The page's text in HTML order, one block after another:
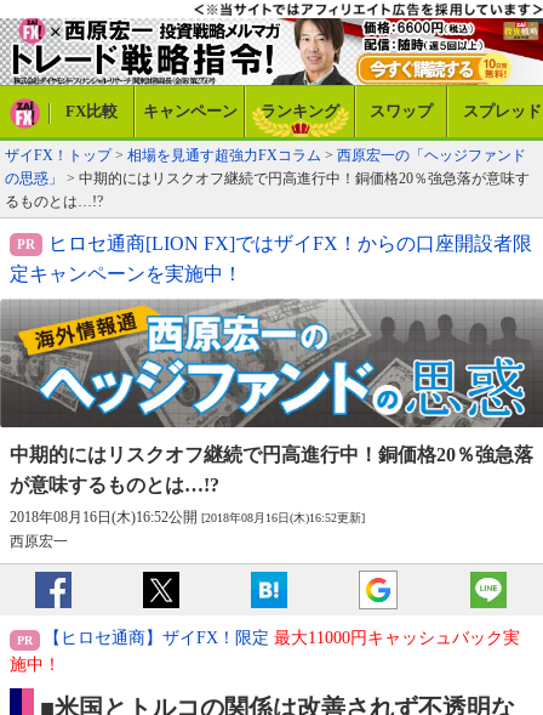
FX比較 キャンペーン ランキング スワップ スプレッド
ザイFX！トップ> 相場を見通す超強力FXコラム > 西原宏一の「ヘッジファンド
の思惑」
> 中期的にはリスクオフ継続で円高進行中！銅価格20％強急落が意味す
るものとは…!?
ヒロセ通商[LION FX]ではザイFX！からの口座開設者限
定キャンペーンを実施中！
中期的にはリスクオフ継続で円高進行中！ 銅価格20％強急落
が意味するものとは…!?
2018年08月16日(木)16:52公開 [2018年08月16日(木)16:52更新]
西原宏一
【ヒロセ通商】ザイFX！限定 最大11000円キャッシュバック実
施中！
■米国とトルコの関係は改善されず不透明な